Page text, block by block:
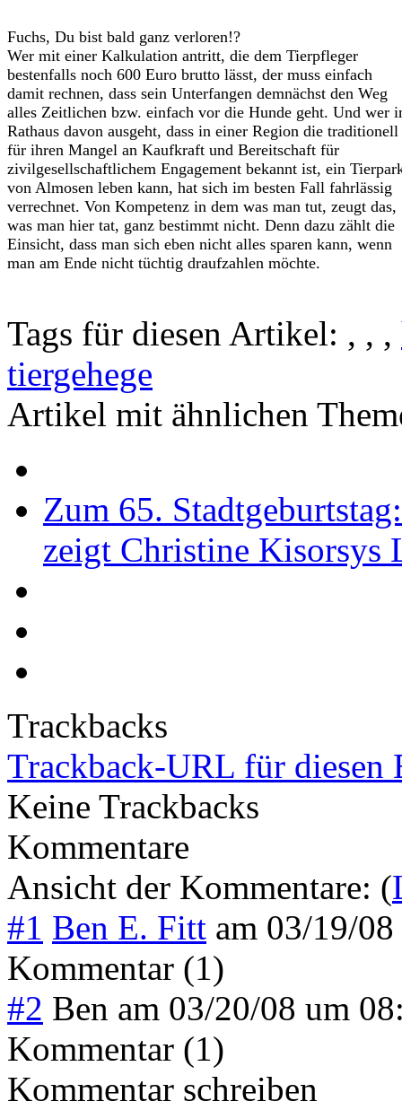
Fuchs, Du bist bald ganz verloren!?
Wer mit einer Kalkulation antritt, die dem Tierpfleger
bestenfalls noch 600 Euro brutto lässt, der muss einfach
damit rechnen, dass sein Unterfangen demnächst den Weg
alles Zeitlichen bzw. einfach vor die Hunde geht. Und wer
Rathaus davon ausgeht, dass in einer Region die traditionell
für ihren Mangel an Kaufkraft und Bereitschaft für
zivilgesellschaftlichem Engagement bekannt ist, ein
von Almosen leben kann, hat sich im besten Fall fahrlässig
verrechnet. Von Kompetenz in dem was man tut, zeugt das,
was man hier tat, ganz bestimmt nicht. Denn dazu zählt die
Einsicht, dass man sich eben nicht alles sparen kann, wenn
man am Ende nicht tüchtig draufzahlen möchte.
Tags für diesen Artikel: , , ,
tiergehege
Artikel mit ähnlichen
Zum 65.
zeigt Christine Kisorsys
Trackbacks
Trackback-URL für diesen
Keine Trackbacks
Kommentare
Ansicht der Kommentare: (
#1 Ben E. Fitt am 03/19/
Kommentar (1)
#2 Ben am 03/20/08 um
Kommentar (1)
Kommentar schreiben